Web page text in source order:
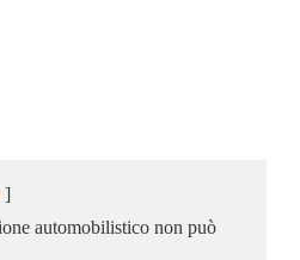
]
automobilistico non può